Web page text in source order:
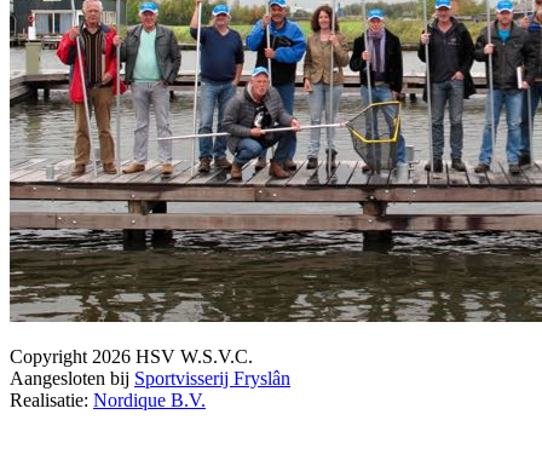
Copyright 2026 HSV W.S.V.C.
Aangesloten bij Sportvisserij Fryslân
Realisatie: Nordique B.V.